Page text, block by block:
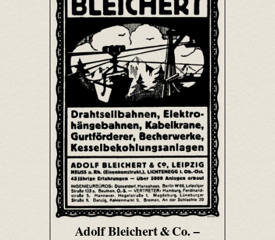
Adolf Bleichert & Co. –